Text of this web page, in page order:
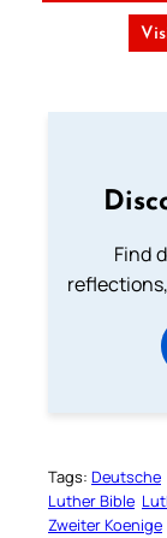
Find
Tags: Deutsche
Luther Bible
Zweiter Koenige